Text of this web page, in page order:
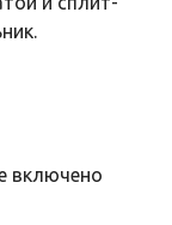
включено